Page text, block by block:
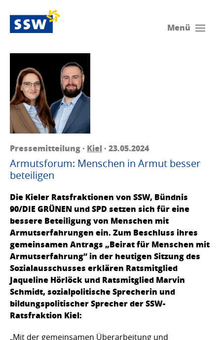
Menü
Pressemitteilung · Kiel · 23.05.2024
Armutsforum: Menschen in Armut besser
beteiligen
Die Kieler Ratsfraktionen von SSW, Bündnis
90/DIE GRÜNEN und SPD setzen sich für eine
bessere Beteiligung von Menschen mit
Armutserfahrungen ein. Zum Beschluss ihres
gemeinsamen Antrags „Beirat für Menschen mit
Armutserfahrung“ in der heutigen Sitzung des
Sozialausschusses erklären Ratsmitglied
Jaqueline Hörlöck und Ratsmitglied Marvin
Schmidt, sozialpolitische Sprecherin und
bildungspolitischer Sprecher der SSW-
Ratsfraktion Kiel:
„Mit der gemeinsamen Überarbeitung und